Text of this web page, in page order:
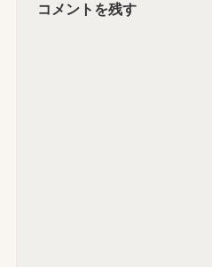
コメントを残す